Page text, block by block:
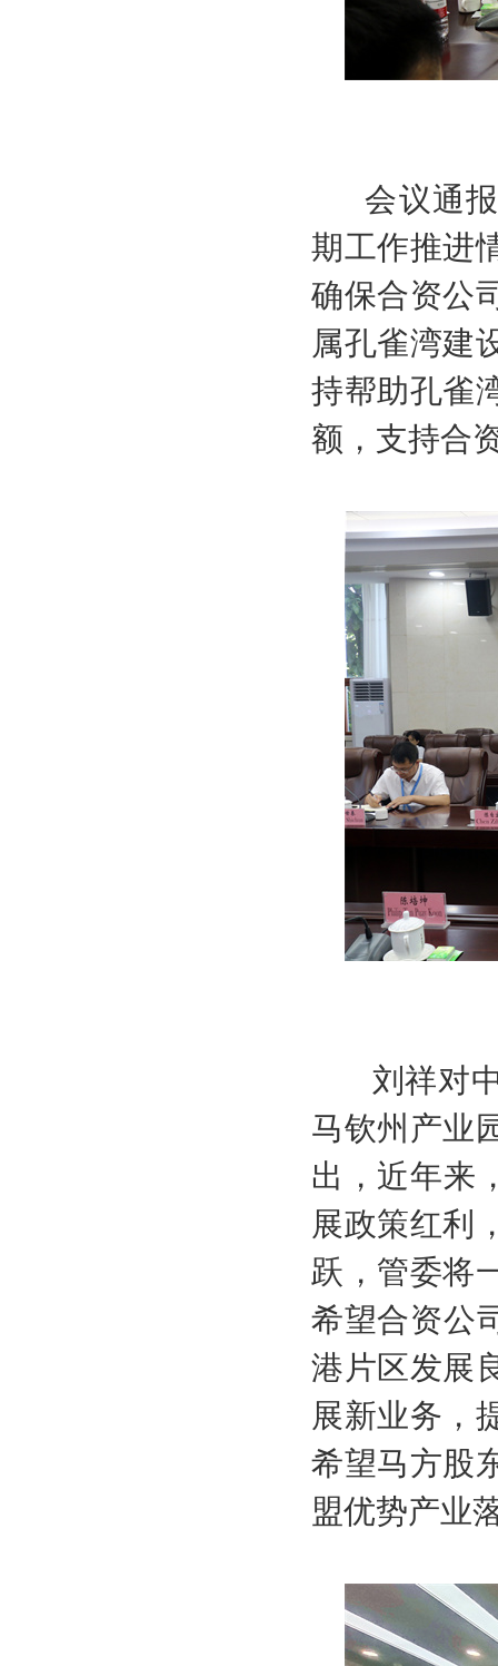
会议通
期工作推进
确保合资公
属孔雀湾建
持帮助孔雀
额，支持合
刘祥对
马钦州产业
出，近年来
展政策红利
跃，管委将
希望合资公
港片区发展
展新业务，
希望马方股
盟优势产业